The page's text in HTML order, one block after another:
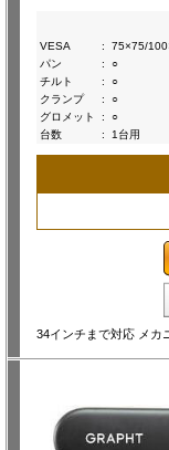
VESA
:
75×75/
パン
:
○
チルト
:
○
クランプ
:
○
グロメット
:
○
台数
: 1台用
34インチまで対応 メカ